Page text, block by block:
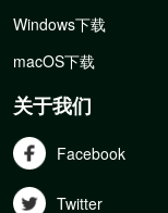
Windows下载
macOS下载
关于我们
Facebook
Twitter